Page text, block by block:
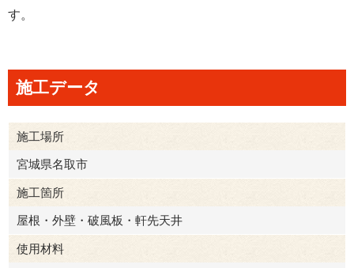
す。
施工データ
施工場所
宮城県名取市
施工箇所
屋根・外壁・破風板・軒先天井
使用材料